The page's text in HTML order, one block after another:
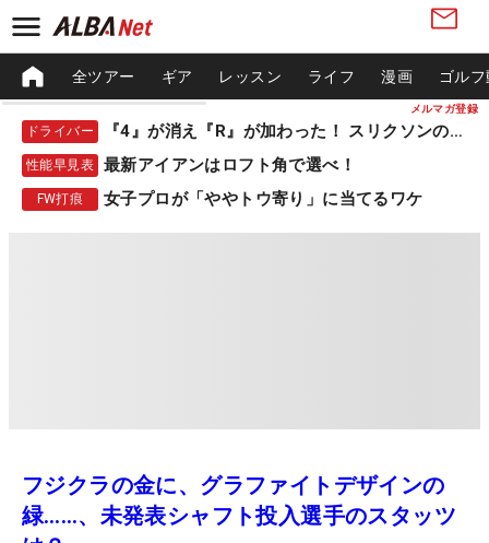
メルマガ登録
全ツアー ギア レッスン ライフ 漫画 ゴル
ドライバー 『4』が消え『R』が加わった！ スリクソンの新作
性能早見表 最新アイアンはロフト角で選べ！
FW打痕 女子プロが「ややトウ寄り」に当てるワケ
フジクラの金に、グラファイトデザインの
緑……、未発表シャフト投入選手のスタッツ